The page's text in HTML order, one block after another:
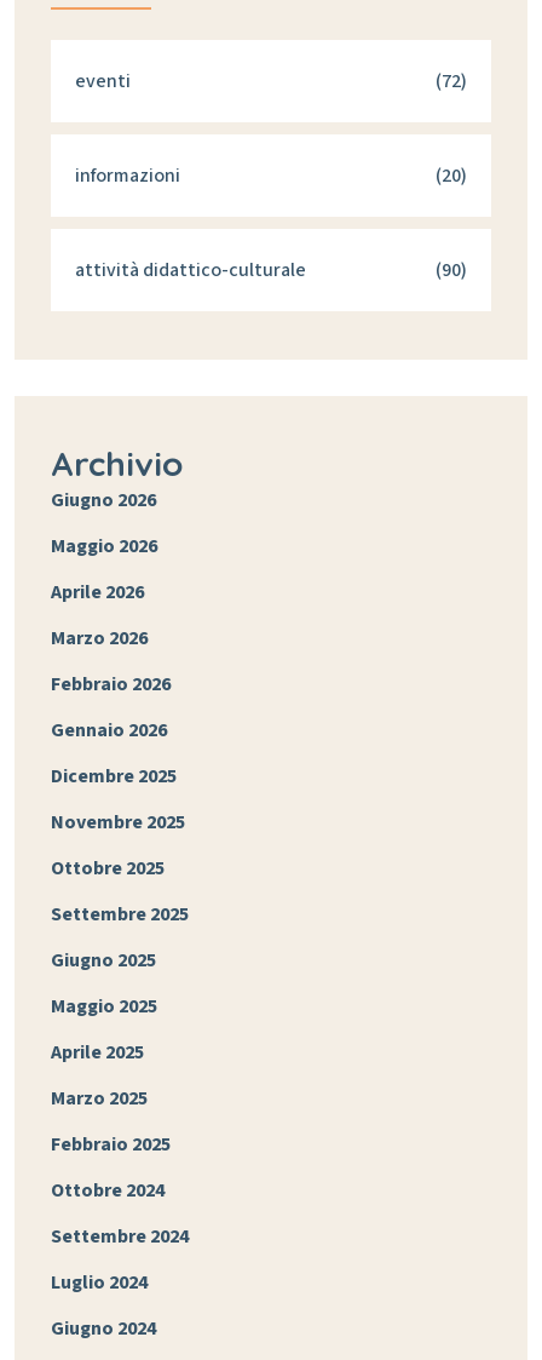
eventi (72)
informazioni (20)
attività didattico-culturale (90)
Archivio
Giugno 2026
Maggio 2026
Aprile 2026
Marzo 2026
Febbraio 2026
Gennaio 2026
Dicembre 2025
Novembre 2025
Ottobre 2025
Settembre 2025
Giugno 2025
Maggio 2025
Aprile 2025
Marzo 2025
Febbraio 2025
Ottobre 2024
Settembre 2024
Luglio 2024
Giugno 2024